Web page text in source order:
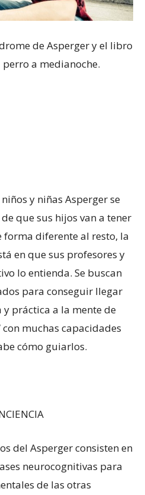
de Asperger y el libro
a medianoche.
y niñas Asperger se
que sus hijos van a tener
forma diferente al resto, la
en que sus profesores y
lo entienda. Se buscan
para conseguir llegar
práctica a la mente de
con muchas capacidades
cómo guiarlos.
del Asperger consisten en
neurocognitivas para
de las otras